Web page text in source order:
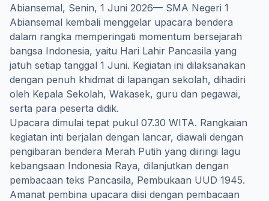
Abiansemal, Senin, 1 Juni 2026— SMA Negeri 1
Abiansemal kembali menggelar upacara bendera
dalam rangka memperingati momentum bersejarah
bangsa Indonesia, yaitu Hari Lahir Pancasila yang
jatuh setiap tanggal 1 Juni. Kegiatan ini dilaksanakan
dengan penuh khidmat di lapangan sekolah, dihadiri
oleh Kepala Sekolah, Wakasek, guru dan pegawai,
serta para peserta didik.
Upacara dimulai tepat pukul 07.30 WITA. Rangkaian
kegiatan inti berjalan dengan lancar, diawali dengan
pengibaran bendera Merah Putih yang diiringi lagu
kebangsaan Indonesia Raya, dilanjutkan dengan
pembacaan teks Pancasila, Pembukaan UUD 1945.
Amanat pembina upacara diisi dengan pembacaan